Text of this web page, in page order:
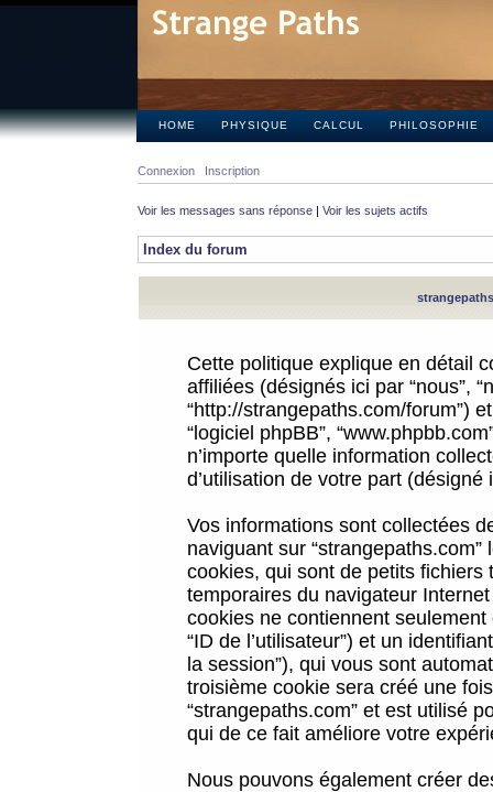
HOME PHYSIQUE CALCUL PHILOSOPHIE
Connexion Inscription
Voir les messages sans réponse | Voir les sujets actifs
Index du forum
Cette politique explique en détail
affiliées (désignés ici par “nous”,
“http://strangepaths.com/forum”)
“logiciel phpBB”,
n’importe quelle information
d’utilisation de votre part (désigné
Vos informations sont collectées
naviguant sur
cookies, qui sont de petits
temporaires du navigateur
cookies ne contiennent
“ID de l’utilisateur”) et un
la session”), qui vous sont
troisième cookie sera créé une
“strangepaths.com” et est utilisé
qui de ce fait améliore votre
Nous pouvons également créer